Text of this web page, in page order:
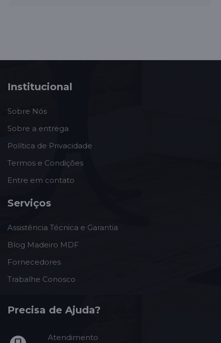
Institucional
Sobre Nós
Sobre a entrega
Política de Privacidade
Termos e Condições
Entre em contato
Serviços
Assistência Técnica e Garantia
Blog Madeiro MDF
Fornecedores
Trabalhe Conosco
Precisa de Ajuda?
Atendimento